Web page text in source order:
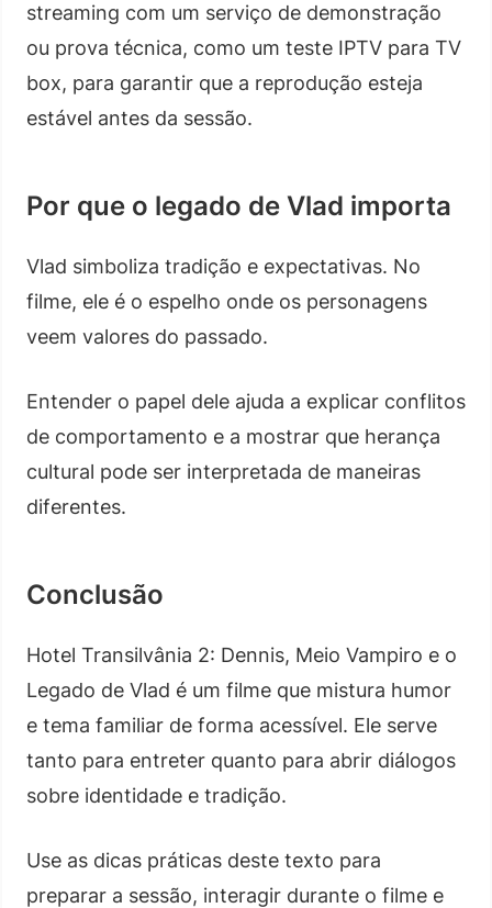
streaming com um serviço de demonstração
ou prova técnica, como um teste IPTV para TV
box, para garantir que a reprodução esteja
estável antes da sessão.
Por que o legado de Vlad importa
Vlad simboliza tradição e expectativas. No
filme, ele é o espelho onde os personagens
veem valores do passado.
Entender o papel dele ajuda a explicar conflitos
de comportamento e a mostrar que herança
cultural pode ser interpretada de maneiras
diferentes.
Conclusão
Hotel Transilvânia 2: Dennis, Meio Vampiro e o
Legado de Vlad é um filme que mistura humor
e tema familiar de forma acessível. Ele serve
tanto para entreter quanto para abrir diálogos
sobre identidade e tradição.
Use as dicas práticas deste texto para
preparar a sessão, interagir durante o filme e